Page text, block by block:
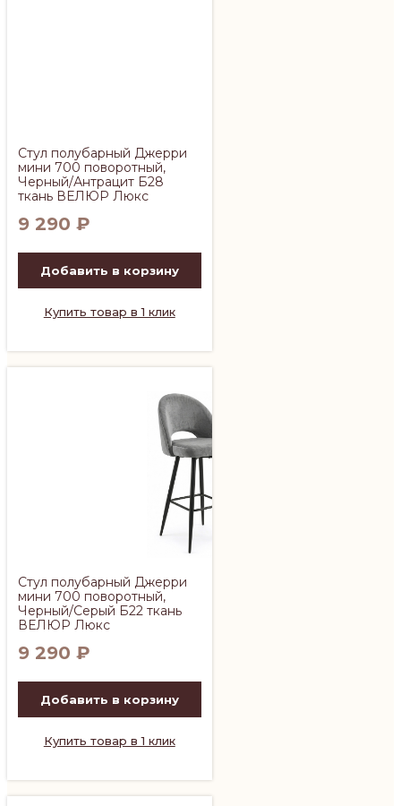
Стул полубарный Джерри
мини 700 поворотный,
Черный/Антрацит Б28
ткань ВЕЛЮР Люкс
9 290 ₽
Добавить в корзину
Купить товар в 1 клик
Стул полубарный Джерри
мини 700 поворотный,
Черный/Серый Б22 ткань
ВЕЛЮР Люкс
9 290 ₽
Добавить в корзину
Купить товар в 1 клик